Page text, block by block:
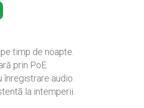
timp de noapte.
prin PoE.
înregistrare audio.
la intemperii.